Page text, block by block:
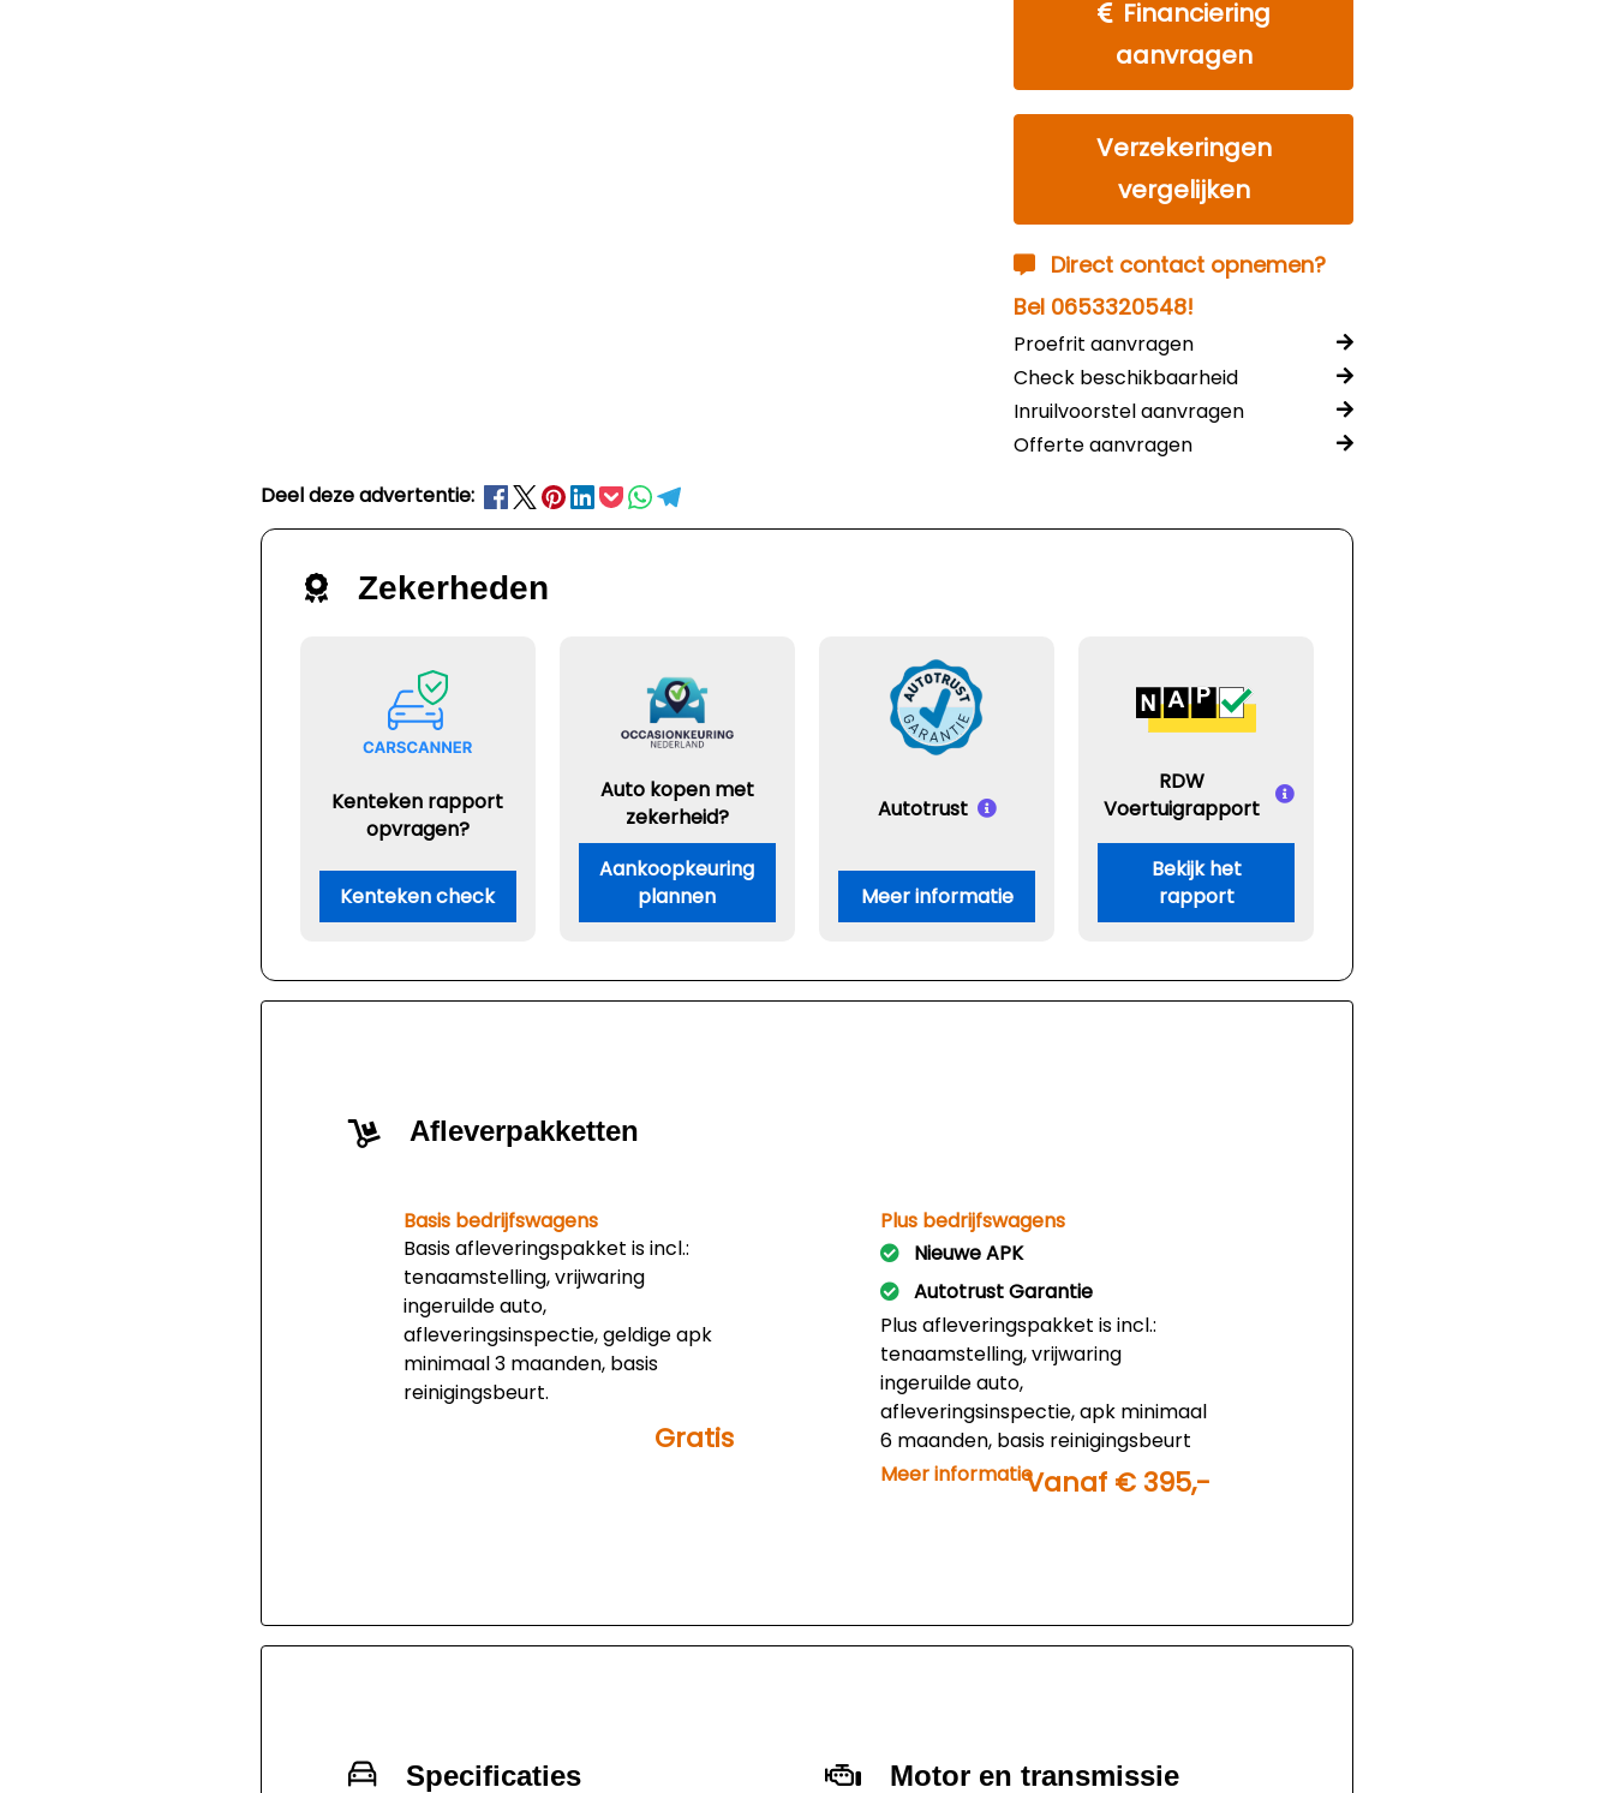
Financiering
aanvragen
Verzekeringen
vergelijken
Direct contact opnemen?
Bel 0653320548!
Proefrit aanvragen
Check beschikbaarheid
Inruilvoorstel aanvragen
Offerte aanvragen
Deel deze advertentie:
Zekerheden
Kenteken rapport
opvragen?
Kenteken check
Auto kopen met
zekerheid?
Aankoopkeuring
plannen
Autotrust
Meer informatie
RDW
Voertuigrapport
Bekijk het
rapport
Afleverpakketten
Basis bedrijfswagens
Basis afleveringspakket is incl.:
tenaamstelling, vrijwaring
ingeruilde auto,
afleveringsinspectie, geldige apk
minimaal 3 maanden, basis
reinigingsbeurt.
Gratis
Plus bedrijfswagens
Nieuwe APK
Autotrust Garantie
Plus afleveringspakket is incl.:
tenaamstelling, vrijwaring
ingeruilde auto,
afleveringsinspectie, apk minimaal
6 maanden, basis reinigingsbeurt
en 6 maanden Autotrust
instapgarantie. Prijs is 395,- euro
Meer informatieVanaf € 395,-
Specificaties Motor en transmissie